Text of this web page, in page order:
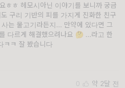
ㅎㅎ 헤모시아닌 이야기를 보니까 궁금
구리 기반의 피를 가지게 진화한 친구
는 물고기라든지... 만약에 있다면 그
다르게 해결했으려나요 🤔 ...라고 한
ㅋㅋ 잘 봤습니다
0
약 2달 전